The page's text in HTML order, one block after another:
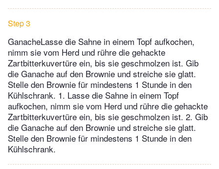
Step 3
GanacheLasse die Sahne in einem Topf aufkochen,
nimm sie vom Herd und rühre die gehackte
Zartbitterkuvertüre ein, bis sie geschmolzen ist. Gib
die Ganache auf den Brownie und streiche sie glatt.
Stelle den Brownie für mindestens 1 Stunde in den
Kühlschrank. 1. Lasse die Sahne in einem Topf
aufkochen, nimm sie vom Herd und rühre die gehackte
Zartbitterkuvertüre ein, bis sie geschmolzen ist. 2. Gib
die Ganache auf den Brownie und streiche sie glatt.
Stelle den Brownie für mindestens 1 Stunde in den
Kühlschrank.